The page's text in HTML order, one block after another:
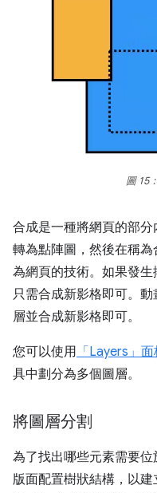
圖 15
合成是一種將網頁的部
轉為點陣圖，然後在稱
為網頁的技術。如果發
只需合成新影格即可。
層並合成新影格即可。
您可以使用 「Layers」
具中劃分為多個圖層。
將圖層分割
為了找出哪些元素需要
版面配置樹狀結構，以